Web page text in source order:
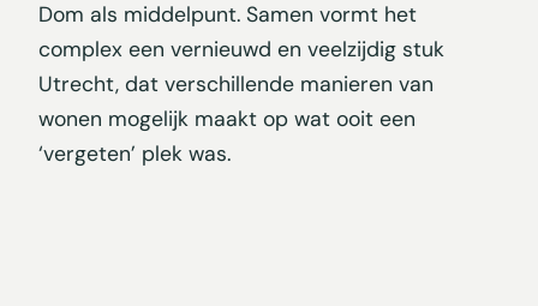
Dom als middelpunt. Samen vormt het
complex een vernieuwd en veelzijdig stuk
Utrecht, dat verschillende manieren van
wonen mogelijk maakt op wat ooit een
‘vergeten’ plek was.